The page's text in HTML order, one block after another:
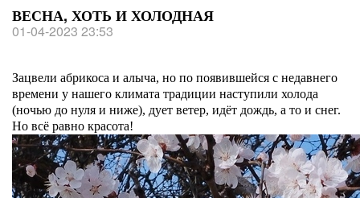
ВЕСНА, ХОТЬ И ХОЛОДНАЯ
01-04-2023 23:53
Зацвели абрикоса и алыча, но по появившейся с недавнего
времени у нашего климата традиции наступили холода
(ночью до нуля и ниже), дует ветер, идёт дождь, а то и снег.
Но всё равно красота!